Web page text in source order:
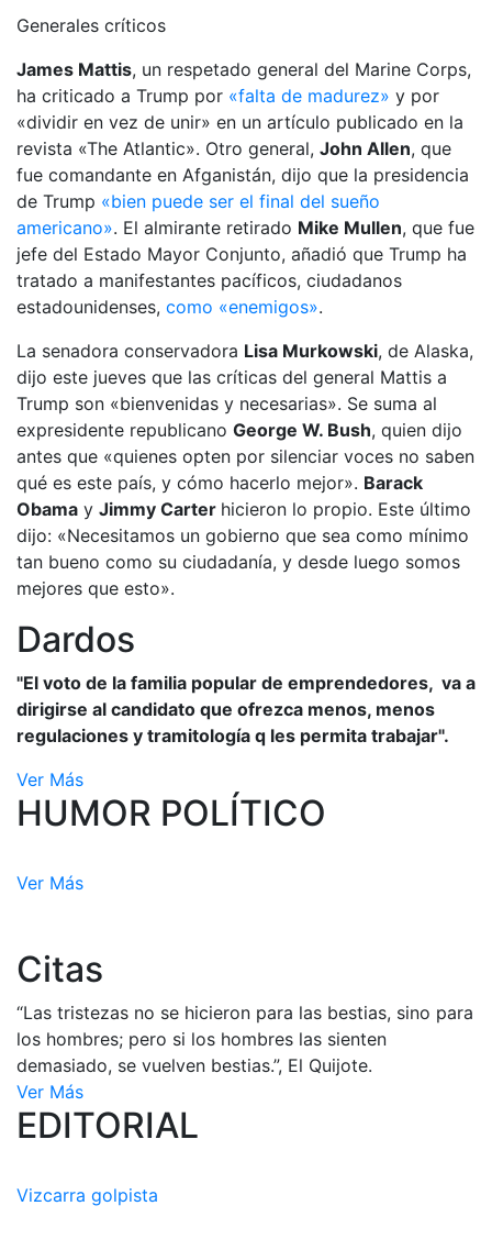
Generales críticos
James Mattis, un respetado general del Marine Corps,
ha criticado a Trump por «falta de madurez» y por
«dividir en vez de unir» en un artículo publicado en la
revista «The Atlantic». Otro general, John Allen, que
fue comandante en Afganistán, dijo que la presidencia
de Trump «bien puede ser el final del sueño
americano». El almirante retirado Mike Mullen, que fue
jefe del Estado Mayor Conjunto, añadió que Trump ha
tratado a manifestantes pacíficos, ciudadanos
estadounidenses, como «enemigos».
La senadora conservadora Lisa Murkowski, de Alaska,
dijo este jueves que las críticas del general Mattis a
Trump son «bienvenidas y necesarias». Se suma al
expresidente republicano George W. Bush, quien dijo
antes que «quienes opten por silenciar voces no saben
qué es este país, y cómo hacerlo mejor». Barack
Obama y Jimmy Carter hicieron lo propio. Este último
dijo: «Necesitamos un gobierno que sea como mínimo
tan bueno como su ciudadanía, y desde luego somos
mejores que esto».
Dardos
"El voto de la familia popular de emprendedores, va a
dirigirse al candidato que ofrezca menos, menos
regulaciones y tramitología q les permita trabajar".
Ver Más
HUMOR POLÍTICO
Ver Más
Citas
“Las tristezas no se hicieron para las bestias, sino para
los hombres; pero si los hombres las sienten
demasiado, se vuelven bestias.”, El Quijote.
Ver Más
EDITORIAL
Vizcarra golpista